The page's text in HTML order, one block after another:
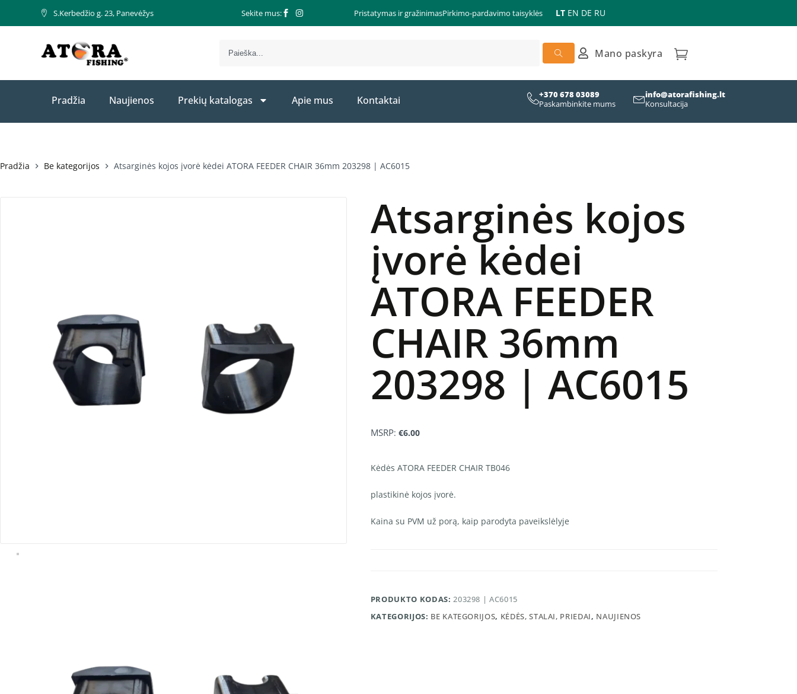
S.Kerbedžio g. 23, Panevėžys Sekite mus: Pristatymas ir gražinimasPirkimo-pardavimo taisyklės LT EN DE RU
Mano paskyra
Pradžia Naujienos Prekių katalogas Apie mus Kontaktai
+370 678 03089
Paskambinkite mums
info@atorafishing.lt
Konsultacija
Pradžia Be kategorijos Atsarginės kojos įvorė kėdei ATORA FEEDER CHAIR 36mm 203298 | AC6015
Atsarginės kojos
įvorė kėdei
ATORA FEEDER
CHAIR 36mm
203298 | AC6015
MSRP: €6.00
Kėdės ATORA FEEDER CHAIR TB046
plastikinė kojos įvorė.
Kaina su PVM už porą, kaip parodyta paveikslėlyje
PRODUKTO KODAS:203298 | AC6015
KATEGORIJOS: BE KATEGORIJOS, KĖDĖS, STALAI, PRIEDAI, NAUJIENOS